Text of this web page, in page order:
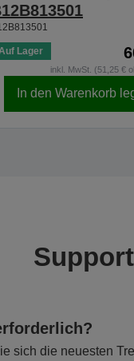
Lager
inkl. MwSt. (51,25 €
In den Warenkorb
Support
sich die neuesten